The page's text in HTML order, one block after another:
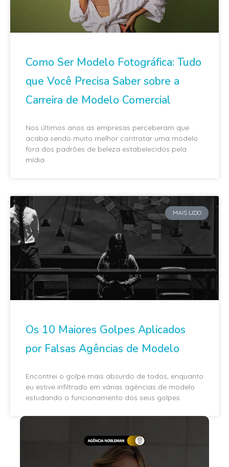
Como Ser Modelo Fotográfica: Tudo
que Você Precisa Saber sobre a
Carreira de Modelo Comercial
Nos últimos anos as empresas perceberam que
acaba sendo muito melhor contratar uma modelo
fora dos padrões de beleza estabelecidos pela
mídia
MAIS LIDO
Os 10 Maiores Golpes Aplicados
por Falsas Agências de Modelo
Encontrei o golpe mais absurdo de todos, enquanto
eu estive infiltrado em várias agências de modelo
estudando o funcionamento dos seus golpes